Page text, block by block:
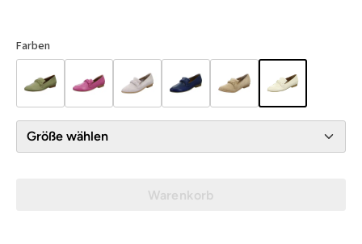
Farben
Größe wählen
Warenkorb